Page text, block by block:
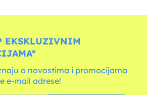
EKSKLUZIVNIM
o novostima i promocijama
e-mail adrese!